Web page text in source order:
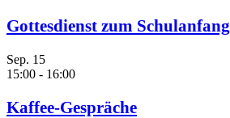
Gottesdienst zum Schulanfang
Sep. 15
15:00 - 16:00
Kaffee-Gespräche